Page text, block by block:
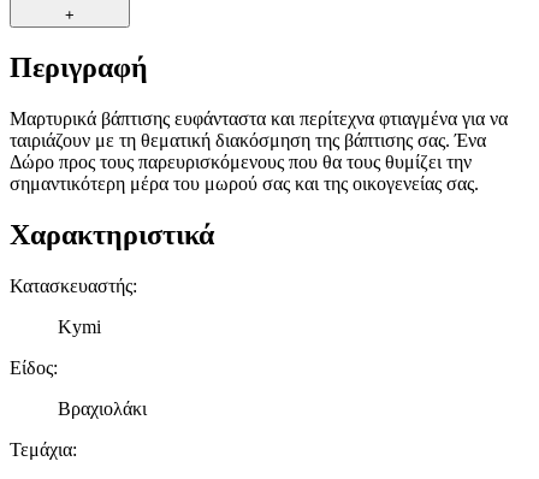
+
Περιγραφή
Μαρτυρικά βάπτισης ευφάνταστα και περίτεχνα φτιαγμένα για να
ταιριάζουν με τη θεματική διακόσμηση της βάπτισης σας. Ένα
Δώρο προς τους παρευρισκόμενους που θα τους θυμίζει την
σημαντικότερη μέρα του μωρού σας και της οικογενείας σας.
Χαρακτηριστικά
Κατασκευαστής:
Kymi
Είδος:
Βραχιολάκι
Τεμάχια: